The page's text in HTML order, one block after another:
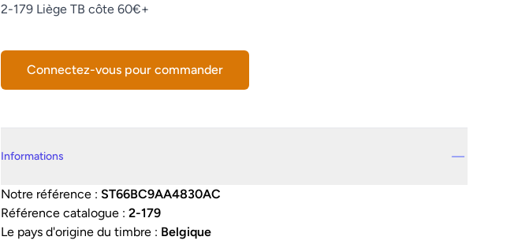
Description
2-179 Liège TB côte 60€+
Connectez-vous pour commander
Informations
Notre référence : ST66BC9AA4830AC
Référence catalogue : 2-179
Le pays d'origine du timbre : Belgique